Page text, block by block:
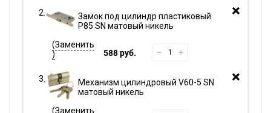
Замок под цилиндр пластиковый
P85 SN матовый никель
588 руб.
Механизм цилиндровый V60-5 SN
матовый никель